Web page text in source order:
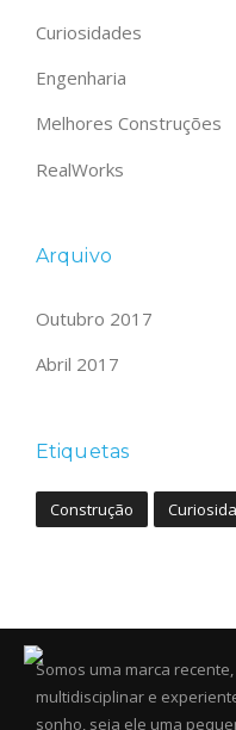
Curiosidades
Engenharia
Melhores Construções
RealWorks
Arquivo
Outubro 2017
Abril 2017
Etiquetas
Construção
Somos uma marca
multidisciplinar e
sonho, seja ele uma